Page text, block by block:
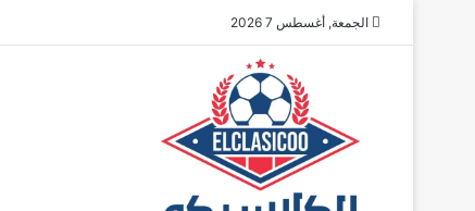
الجمعة, أغسطس 7 2026